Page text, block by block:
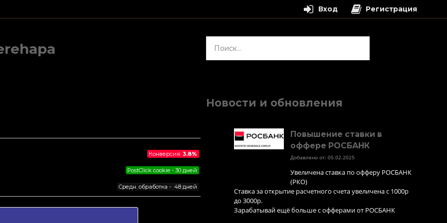
Конверсия: 3.8%
PostClick cookie - 30 дней
Средн. обработка - 48 дней
Новости и обновления
Повышение ставки в
оффере РОСБАНК
Добавлено от: 05.02.2025
Увеличена ставка по офферу РОСБАНК
(РКО)
Ставка за открытие расчетного счета увеличена с 1000р
до 3000р.
Зарабатывай ещё больше с офферами от РОСБАНК
Вход Регистрация